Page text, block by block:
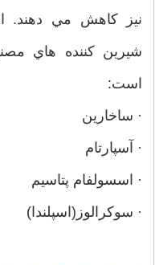
نيز كاهش مي دهند.
شيرين كننده هاي
است:
· ساخارين
· آسپارتام
· اسسولفام پتاسيم
· سوكرالوز(اسپلندا)